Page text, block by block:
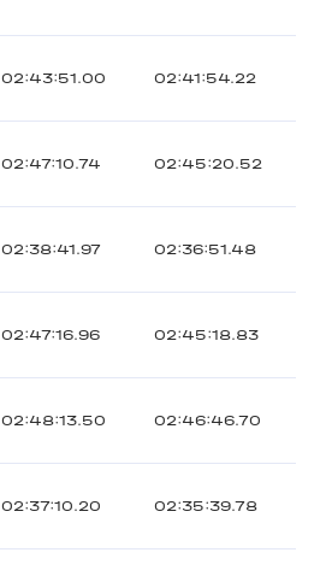
02:43:51.00 02:41:54.22
02:47:10.74 02:45:20.52
02:38:41.97 02:36:51.48
02:47:16.96 02:45:18.83
02:48:13.50 02:46:46.70
02:37:10.20 02:35:39.78